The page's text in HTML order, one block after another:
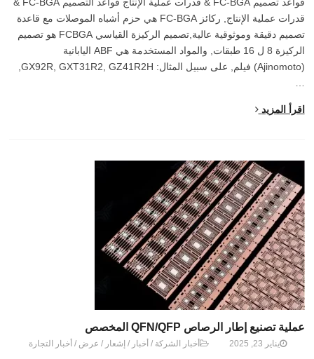
قدرات عملية الإنتاج, ركائز FC-BGA هي حزم أشباه الموصلات مع قاعدة
تصميم دقيقة وموثوقية عالية,تصميم الركيزة القياسي FCBGA هو تصميم
الركيزة 8 ل 16 طبقات, والمواد المستخدمة هي ABF اليابانية
اقرأ المزيد
عملية تصنيع إطار الرصاص QFN/QFP المخصص
يناير 23, 2025 أخبار الشركة / أخبار / إشعار / عرض / أخبار التجارة